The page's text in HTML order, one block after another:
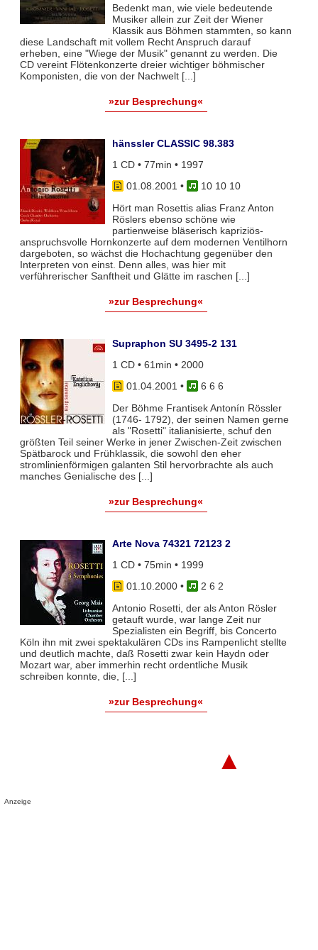
Bedenkt man, wie viele bedeutende
Musiker allein zur Zeit der Wiener
Klassik aus Böhmen stammten, so kann
diese Landschaft mit vollem Recht Anspruch darauf
erheben, eine "Wiege der Musik" genannt zu werden. Die
CD vereint Flötenkonzerte dreier wichtiger böhmischer
Komponisten, die von der Nachwelt [...]
»zur Besprechung«
hänssler CLASSIC 98.383
1 CD • 77min • 1997
01.08.2001 •
10 10 10
Hört man Rosettis alias Franz Anton
Röslers ebenso schöne wie
partienweise bläserisch kapriziös-
anspruchsvolle Hornkonzerte auf dem modernen Ventilhorn
dargeboten, so wächst die Hochachtung gegenüber den
Interpreten von einst. Denn alles, was hier mit
verführerischer Sanftheit und Glätte im raschen [...]
»zur Besprechung«
Supraphon SU 3495-2 131
1 CD • 61min • 2000
01.04.2001 •
6 6 6
Der Böhme Frantisek Antonín Rössler
(1746- 1792), der seinen Namen gerne
als "Rosetti" italianisierte, schuf den
größten Teil seiner Werke in jener Zwischen-Zeit zwischen
Spätbarock und Frühklassik, die sowohl den eher
stromlinienförmigen galanten Stil hervorbrachte als auch
manches Genialische des [...]
»zur Besprechung«
Arte Nova 74321 72123 2
1 CD • 75min • 1999
01.10.2000•
2 6 2
Antonio Rosetti, der als Anton Rösler
getauft wurde, war lange Zeit nur
Spezialisten ein Begriff, bis Concerto
Köln ihn mit zwei spektakulären CDs ins Rampenlicht stellte
und deutlich machte, daß Rosetti zwar kein Haydn oder
Mozart war, aber immerhin recht ordentliche Musik
schreiben konnte, die, [...]
»zur Besprechung«
▲
Anzeige